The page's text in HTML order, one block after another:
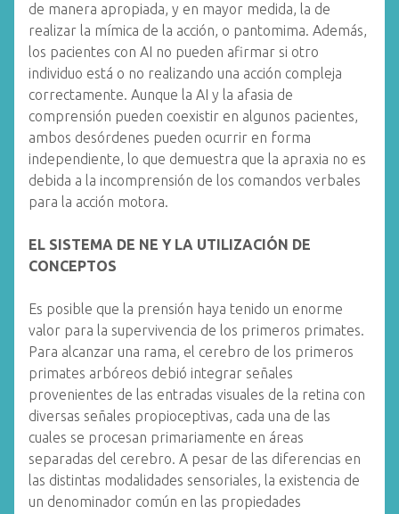
de manera apropiada, y en mayor medida, la de
realizar la mímica de la acción, o pantomima. Además,
los pacientes con AI no pueden afirmar si otro
individuo está o no realizando una acción compleja
correctamente. Aunque la AI y la afasia de
comprensión pueden coexistir en algunos pacientes,
ambos desórdenes pueden ocurrir en forma
independiente, lo que demuestra que la apraxia no es
debida a la incomprensión de los comandos verbales
para la acción motora.
EL SISTEMA DE NE Y LA UTILIZACIÓN DE
CONCEPTOS
Es posible que la prensión haya tenido un enorme
valor para la supervivencia de los primeros primates.
Para alcanzar una rama, el cerebro de los primeros
primates arbóreos debió integrar señales
provenientes de las entradas visuales de la retina con
diversas señales propioceptivas, cada una de las
cuales se procesan primariamente en áreas
separadas del cerebro. A pesar de las diferencias en
las distintas modalidades sensoriales, la existencia de
un denominador común en las propiedades